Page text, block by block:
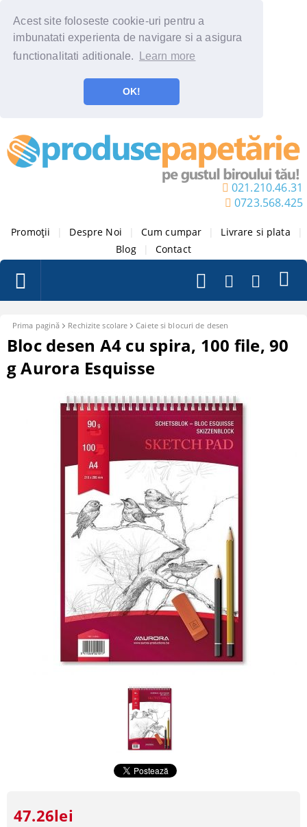
Acest site foloseste cookie-uri pentru a
imbunatati experienta de navigare si a asigura
functionalitati aditionale.
Learn more
OK!
021.210.46.31
0723.568.425
Promoții Despre Noi Cum cumpar Livrare si plata
Blog
Contact
Prima pagină Rechizite scolare Caiete si blocuri de desen
Bloc desen A4 cu spira, 100 file, 90
g Aurora Esquisse
47.26lei